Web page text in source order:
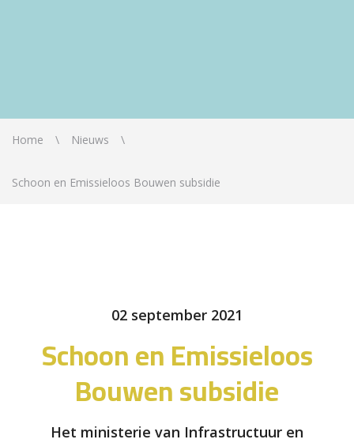
Home Nieuws
Schoon en Emissieloos Bouwen subsidie
02 september 2021
Schoon en Emissieloos
Bouwen subsidie
Het ministerie van Infrastructuur en